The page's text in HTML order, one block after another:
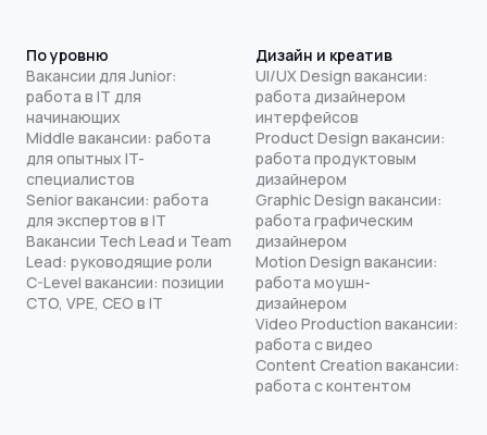
По уровню
Вакансии для Junior:
работа в IT для
начинающих
Middle вакансии: работа
для опытных IT-
специалистов
Senior вакансии: работа
для экспертов в IT
Вакансии Tech Lead и Team
Lead: руководящие роли
C-Level вакансии: позиции
CTO, VPE, CEO в IT
Дизайн и креатив
UI/UX Design вакансии:
работа дизайнером
интерфейсов
Product Design вакансии:
работа продуктовым
дизайнером
Graphic Design вакансии:
работа графическим
дизайнером
Motion Design вакансии:
работа моушн-
дизайнером
Video Production вакансии:
работа с видео
Content Creation вакансии:
работа с контентом